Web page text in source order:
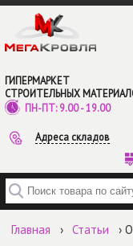
Перейти к основному
ГИПЕРМАРКЕТ
СТРОИТЕЛЬНЫХ
ПН-ПТ: 9.00 - 19.00
Адреса складов
Введите ключевые слова
Главная › Статьи ›